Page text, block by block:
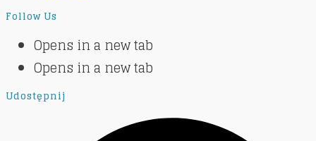
Follow Us
Opens in a new tab
Opens in a new tab
Udostępnij